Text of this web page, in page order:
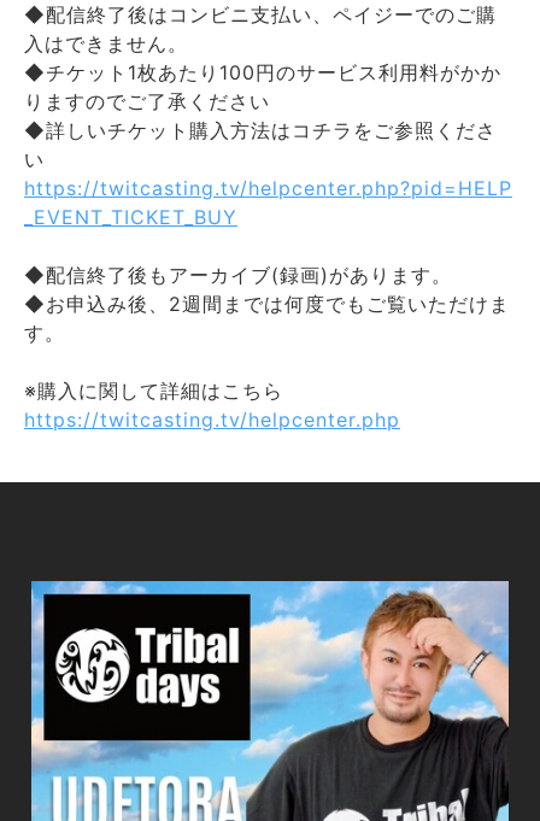
◆配信終了後はコンビニ支払い、ペイジーでのご購
入はできません。
◆チケット1枚あたり100円のサービス利用料がかか
りますのでご了承ください
◆詳しいチケット購入方法はコチラをご参照くださ
い
https://twitcasting.tv/helpcenter.php?pid=HELP
_EVENT_TICKET_BUY
◆配信終了後もアーカイブ(録画)があります。
◆お申込み後、2週間までは何度でもご覧いただけま
す。
※購入に関して詳細はこちら
https://twitcasting.tv/helpcenter.php